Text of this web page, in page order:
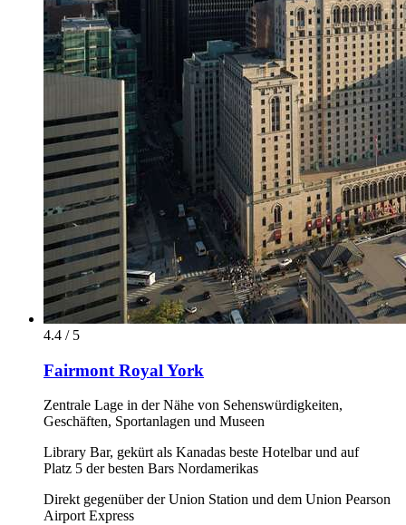
4.4 / 5
Fairmont Royal York
Zentrale Lage in der Nähe von Sehenswürdigkeiten,
Geschäften, Sportanlagen und Museen
Library Bar, gekürt als Kanadas beste Hotelbar und auf
Platz 5 der besten Bars Nordamerikas
Direkt gegenüber der Union Station und dem Union Pearson
Airport Express